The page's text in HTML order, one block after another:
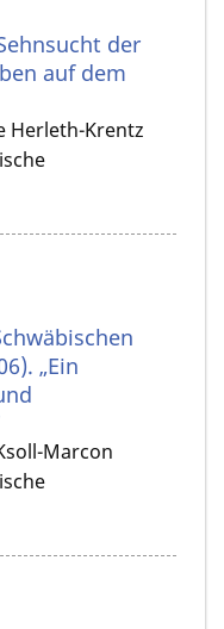
der
auf dem
Herleth-Krentz
„Ein
Marcon